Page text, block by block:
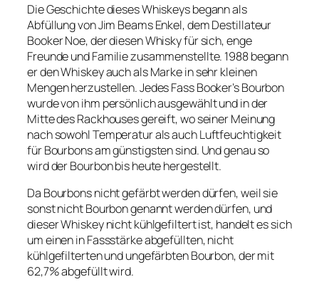
Die Geschichte dieses Whiskeys begann als
Abfüllung von Jim Beams Enkel, dem Destillateur
Booker Noe, der diesen Whisky für sich, enge
Freunde und Familie zusammenstellte. 1988 begann
er den Whiskey auch als Marke in sehr kleinen
Mengen herzustellen. Jedes Fass Booker’s Bourbon
wurde von ihm persönlich ausgewählt und in der
Mitte des Rackhouses gereift, wo seiner Meinung
nach sowohl Temperatur als auch Luftfeuchtigkeit
für Bourbons am günstigsten sind. Und genau so
wird der Bourbon bis heute hergestellt.
Da Bourbons nicht gefärbt werden dürfen, weil sie
sonst nicht Bourbon genannt werden dürfen, und
dieser Whiskey nicht kühlgefiltert ist, handelt es sich
um einen in Fassstärke abgefüllten, nicht
kühlgefilterten und ungefärbten Bourbon, der mit
62,7% abgefüllt wird.